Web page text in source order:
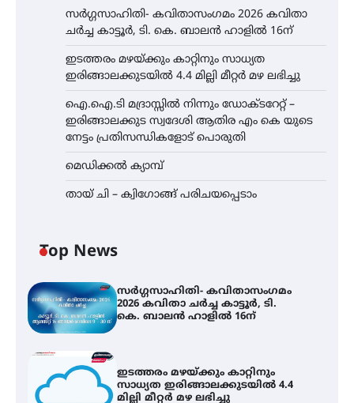
സർഗ്ഗസാഹിതി- കവിതാസംഗമം 2026 കവിതാ
ചർച്ച കാട്ടൂർ, ടി. കെ. ബാലൻ ഹാളിൽ 16ന്
ഇടത്തരം മഴയ്ക്കും കാറ്റിനും സാധ്യത
ഇരിങ്ങാലക്കുടയിൽ 4.4 മില്ലി മീറ്റർ മഴ ലഭിച്ചു
ഐ.ഐ.ടി മദ്രാസ്സിൽ നിന്നും ഡോക്ടറേറ്റ് –
ഇരിങ്ങാലക്കുട സ്വദേശി ആതിര എം കെ യുടെ
നേട്ടം പ്രതിസന്ധികളോട് പൊരുതി
മെഡിക്കൽ ക്യാമ്പ്
തായ് ചി – ക്വിഗോങ്ങ് പരിചയപ്പെടാം
Top News
സർഗ്ഗസാഹിതി- കവിതാസംഗമം
2026 കവിതാ ചർച്ച കാട്ടൂർ, ടി.
കെ. ബാലൻ ഹാളിൽ 16ന്
ഇടത്തരം മഴയ്ക്കും കാറ്റിനും
സാധ്യത ഇരിങ്ങാലക്കുടയിൽ 4.4
മില്ലി മീറ്റർ മഴ ലഭിച്ചു